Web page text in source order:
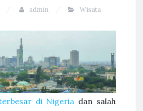
admin Wisata
di Nigeria dan salah